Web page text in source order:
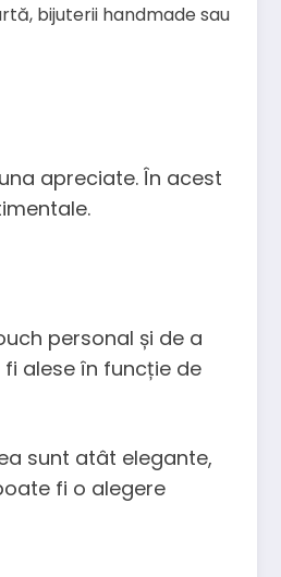
bijuterii handmade sau
apreciate. În acest
personal și de a
alese în funcție de
sunt atât elegante,
fi o alegere